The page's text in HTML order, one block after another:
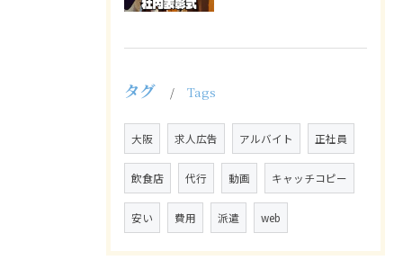
タグ Tags
大阪 求人広告 アルバイト 正社員
飲食店 代行 動画 キャッチコピー
安い 費用 派遣 web